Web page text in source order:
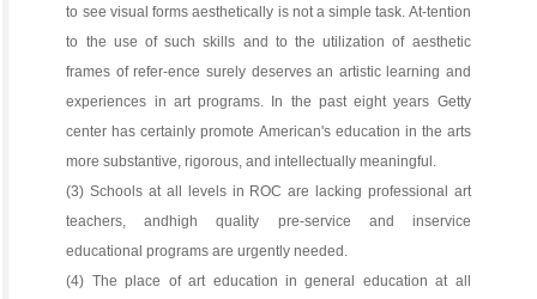
to see visual forms aesthetically is not a simple task. At-tention
to the use of such skills and to the utilization of aesthetic
frames of refer-ence surely deserves an artistic learning and
experiences in art programs. In the past eight years Getty
center has certainly promote American's education in the arts
more substantive, rigorous, and intellectually meaningful.
(3) Schools at all levels in ROC are lacking professional art
teachers, andhigh quality pre-service and inservice
educational programs are urgently needed.
(4) The place of art education in general education at all